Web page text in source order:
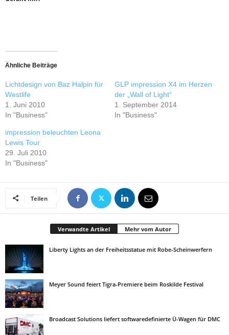
Ähnliche Beiträge
Lichtdesign von Baz Halpin für
Westlife
1. Juni 2010
In "Business"
GLP impression X4 im Herzen
der „Wall of Light“
1. September 2014
In "Business"
impression beleuchten Leona
Lewis Tour
29. Juli 2010
In "Business"
Teilen
Verwandte Artikel Mehr vom Autor
Liberty Lights an der Freiheitsstatue mit Robe-Scheinwerfern
Meyer Sound feiert Tigra-Premiere beim Roskilde Festival
Broadcast Solutions liefert softwaredefinierte Ü-Wagen für DMC